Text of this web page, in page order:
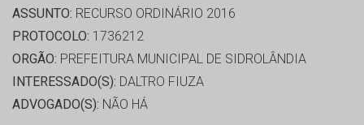
ASSUNTO: RECURSO ORDINÁRIO 2016
PROTOCOLO: 1736212
ORGÃO: PREFEITURA MUNICIPAL DE SIDROLÂNDIA
INTERESSADO(S): DALTRO FIUZA
ADVOGADO(S): NÃO HÁ